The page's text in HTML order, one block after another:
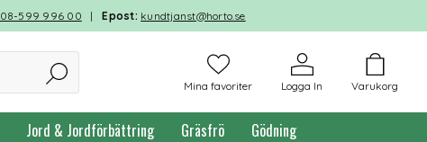
08-599 996 00 |Epost: kundtjanst@horto.se
Varukorg
Logga In
Mina favoriter
Jord & Jordförbättring Gräsfrö
Gödning